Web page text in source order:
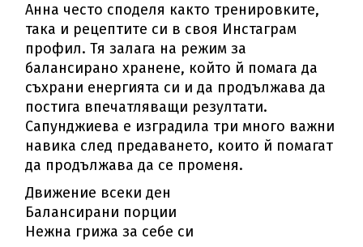
Анна често споделя както тренировките,
така и рецептите си в своя Инстаграм
профил. Тя залага на режим за
балансирано хранене, който й помага да
съхрани енергията си и да продължава да
постига впечатляващи резултати.
Сапунджиева е изградила три много важни
навика след предаването, които й помагат
да продължава да се променя.
Движение всеки ден
Балансирани порции
Нежна грижа за себе си